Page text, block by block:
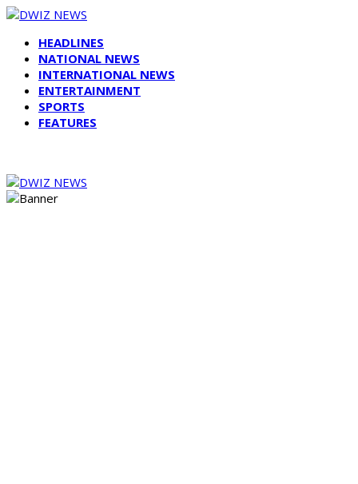
HEADLINES
NATIONAL NEWS
INTERNATIONAL NEWS
ENTERTAINMENT
SPORTS
FEATURES